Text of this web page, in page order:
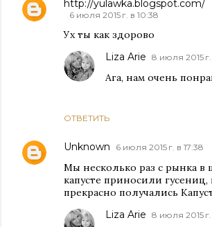
http://yulawka.blogspot.com/
6 июля 2015 г. в 10:38
Ух ты как здорово
ОТВЕТИТЬ
Liza Arie 8 июля 2015 г.
Ага, нам очень
Unknown 6 июля 2015 г. в 17:38
Мы несколько раз с рынка в
капусте приносили гусениц,
прекрасно получались
Liza Arie 8 июля 2015 г.